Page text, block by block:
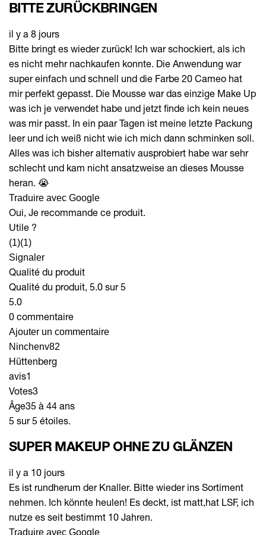
BITTE ZURÜCKBRINGEN
il y a 8 jours
Bitte bringt es wieder zurück! Ich war schockiert, als ich
es nicht mehr nachkaufen konnte. Die Anwendung war
super einfach und schnell und die Farbe 20 Cameo hat
mir perfekt gepasst. Die Mousse war das einzige Make Up
was ich je verwendet habe und jetzt finde ich kein neues
was mir passt. In ein paar Tagen ist meine letzte Packung
leer und ich weiß nicht wie ich mich dann schminken soll.
Alles was ich bisher alternativ ausprobiert habe war sehr
schlecht und kam nicht ansatzweise an dieses Mousse
heran. 😭
Traduire avec Google
Oui, Je recommande ce produit.
Utile ?
(1)(1)
Signaler
Qualité du produit
Qualité du produit, 5.0 sur 5
5.0
0 commentaire
Ajouter un commentaire
Ninchenv82
Hüttenberg
avis1
Votes3
Âge35 à 44 ans
5 sur 5 étoiles.
SUPER MAKEUP OHNE ZU GLÄNZEN
il y a 10 jours
Es ist rundherum der Knaller. Bitte wieder ins Sortiment
nehmen. Ich könnte heulen! Es deckt, ist matt,hat LSF, ich
nutze es seit bestimmt 10 Jahren.
Traduire avec Google